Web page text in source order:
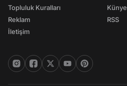
Topluluk Kuralları
Reklam
İletişim
Künye
RSS